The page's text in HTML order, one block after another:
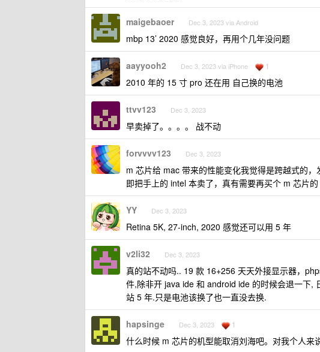
maigebaoer Dec 3, 2023 via Android
mbp 13’ 2020 感觉良好，再用个几年没问题
aayyooh2 Dec 3, 2023 via iPhone 1
2010 年的 15 寸 pro 还在用 自己换的电池
ttvv123 Dec 3, 2023
早卖掉了。。。。 战不动
forvvvv123 Dec 3, 2023
m 芯片给 mac 带来的性能变化我觉得是跨越式的
即把手上的 intel 本卖了，真有需要再买个 m 芯片的
YY Dec 3, 2023
Retina 5K, 27-inch, 2020 感觉还可以用 5 年
v2li32 Dec 3, 2023
真的站不动吗.. 19 款 16+256 天天外接显示器，
件,除非开 java ide 和 android ide 的时候会退一下,
站 5 年.只是电池该换了也一直没去换.
hapsinge Dec 3, 2023 1
什么时候 m 芯片的机型能取消刘海吧。对我个人来